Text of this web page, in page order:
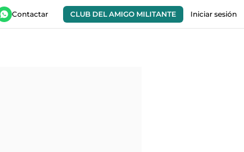
Contactar CLUB DEL AMIGO MILITANTE Iniciar sesión